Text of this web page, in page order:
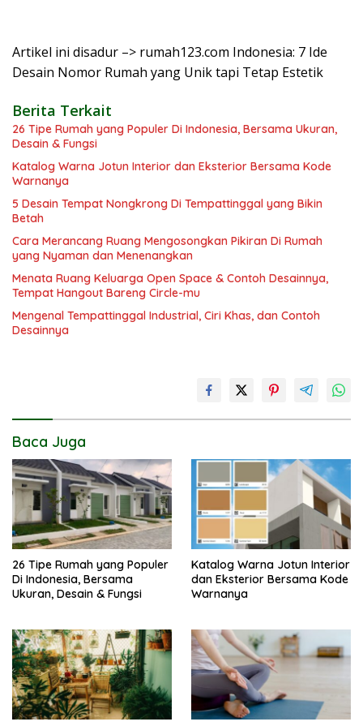
Artikel ini disadur –> rumah123.com Indonesia: 7 Ide
Desain Nomor Rumah yang Unik tapi Tetap Estetik
Berita Terkait
26 Tipe Rumah yang Populer Di Indonesia, Bersama Ukuran,
Desain & Fungsi
Katalog Warna Jotun Interior dan Eksterior Bersama Kode
Warnanya
5 Desain Tempat Nongkrong Di Tempattinggal yang Bikin
Betah
Cara Merancang Ruang Mengosongkan Pikiran Di Rumah
yang Nyaman dan Menenangkan
Menata Ruang Keluarga Open Space & Contoh Desainnya,
Tempat Hangout Bareng Circle-mu
Mengenal Tempattinggal Industrial, Ciri Khas, dan Contoh
Desainnya
Baca Juga
26 Tipe Rumah yang Populer
Di Indonesia, Bersama
Ukuran, Desain & Fungsi
Katalog Warna Jotun Interior
dan Eksterior Bersama Kode
Warnanya